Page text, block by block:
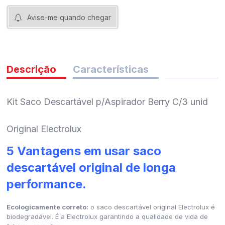
Avise-me quando chegar
Descrição
Kit Saco Descartável p/Aspirador Berry C/3 unid
Original Electrolux
5 Vantagens em usar saco
descartável original de longa
performance.
Ecologicamente correto: o saco descartável original Electrolux é
biodegradável. É a Electrolux garantindo a qualidade de vida de
Características